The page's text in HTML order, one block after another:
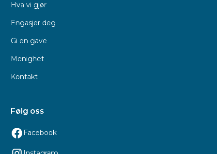
Hva vi gjør
Engasjer deg
Gi en gave
Menighet
Kontakt
Følg oss
Facebook